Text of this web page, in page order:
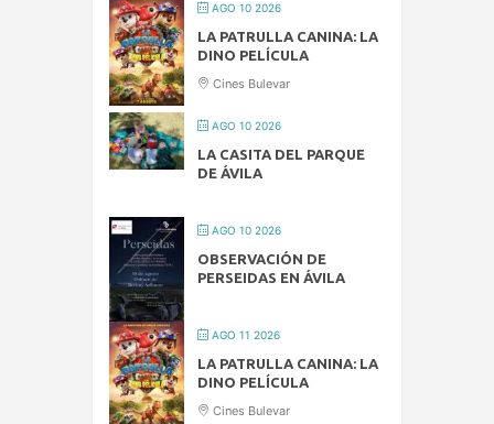
AGO 10 2026
LA PATRULLA CANINA: LA
DINO PELÍCULA
Cines Bulevar
AGO 10 2026
LA CASITA DEL PARQUE
DE ÁVILA
AGO 10 2026
OBSERVACIÓN DE
PERSEIDAS EN ÁVILA
AGO 11 2026
LA PATRULLA CANINA: LA
DINO PELÍCULA
Cines Bulevar